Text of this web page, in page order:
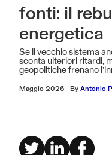
fonti: il
energetica
Se il vecchio sistema
sconta ulteriori ritardi,
geopolitiche frenano
Maggio 2026 - By Antonio